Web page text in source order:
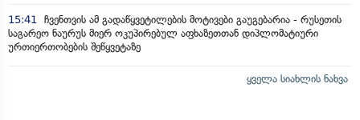
15:41
ჩვენთვის ამ გადაწყვეტილების მოტივები გაუგებარია - რუსეთის
საგარეო ნაურუს მიერ ოკუპირებულ აფხაზეთთან დიპლომატიური
ურთიერთობების შეწყვეტაზე
ყველა სიახლის ნახვა